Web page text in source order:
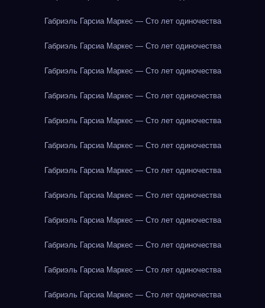
Габриэль Гарсиа Маркес — Сто лет одиночества
Габриэль Гарсиа Маркес — Сто лет одиночества
Габриэль Гарсиа Маркес — Сто лет одиночества
Габриэль Гарсиа Маркес — Сто лет одиночества
Габриэль Гарсиа Маркес — Сто лет одиночества
Габриэль Гарсиа Маркес — Сто лет одиночества
Габриэль Гарсиа Маркес — Сто лет одиночества
Габриэль Гарсиа Маркес — Сто лет одиночества
Габриэль Гарсиа Маркес — Сто лет одиночества
Габриэль Гарсиа Маркес — Сто лет одиночества
Габриэль Гарсиа Маркес — Сто лет одиночества
Габриэль Гарсиа Маркес — Сто лет одиночества